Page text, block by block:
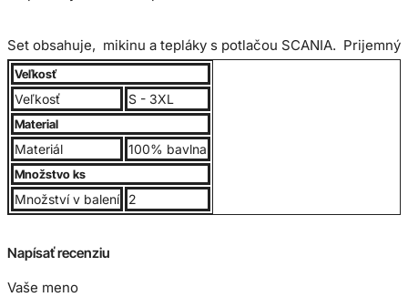
Set obsahuje, mikinu a tepláky s potlačou SCANIA. Prijemný
teplakovýmateriál, stredne hrubý, odolnejší voči
žmolkovaniu. Mikina má dva bočné vrecká, kapucňu z
vnútornej strany s golierom šedej farby. Tepláky majú ten
istý materiál, ale sú tmavšej farby. Dva bočné vrecká a
šnúrku na sťahovanie. V spodnej časti je všitá gumička.
Veľkostná tabuľka v cm pre tepláky:
Veľkosť
Veľkosť S - 3XL
Material
Materiál 100% bavlna
Množstvo ks
Množství v balení 2
Napísať recenziu
Vaše meno